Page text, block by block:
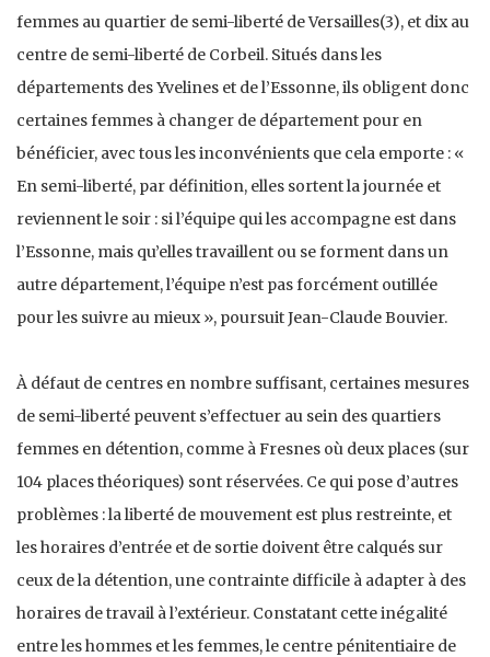
femmes au quartier de semi-liberté de Versailles(3), et dix au
centre de semi-liberté de Corbeil. Situés dans les
départements des Yvelines et de l’Essonne, ils obligent donc
certaines femmes à changer de département pour en
bénéficier, avec tous les inconvénients que cela emporte : «
En semi-liberté, par définition, elles sortent la journée et
reviennent le soir : si l’équipe qui les accompagne est dans
l’Essonne, mais qu’elles travaillent ou se forment dans un
autre département, l’équipe n’est pas forcément outillée
pour les suivre au mieux », poursuit Jean-Claude Bouvier.
À défaut de centres en nombre suffisant, certaines mesures
de semi-liberté peuvent s’effectuer au sein des quartiers
femmes en détention, comme à Fresnes où deux places (sur
104 places théoriques) sont réservées. Ce qui pose d’autres
problèmes : la liberté de mouvement est plus restreinte, et
les horaires d’entrée et de sortie doivent être calqués sur
ceux de la détention, une contrainte difficile à adapter à des
horaires de travail à l’extérieur. Constatant cette inégalité
entre les hommes et les femmes, le centre pénitentiaire de